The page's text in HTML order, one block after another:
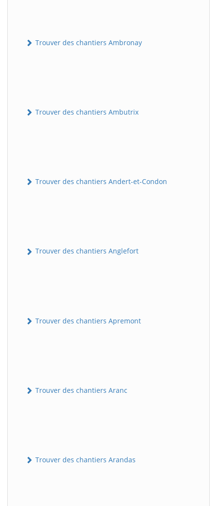
Trouver des chantiers Ambronay
Trouver des chantiers Ambutrix
Trouver des chantiers Andert-et-Condon
Trouver des chantiers Anglefort
Trouver des chantiers Apremont
Trouver des chantiers Aranc
Trouver des chantiers Arandas